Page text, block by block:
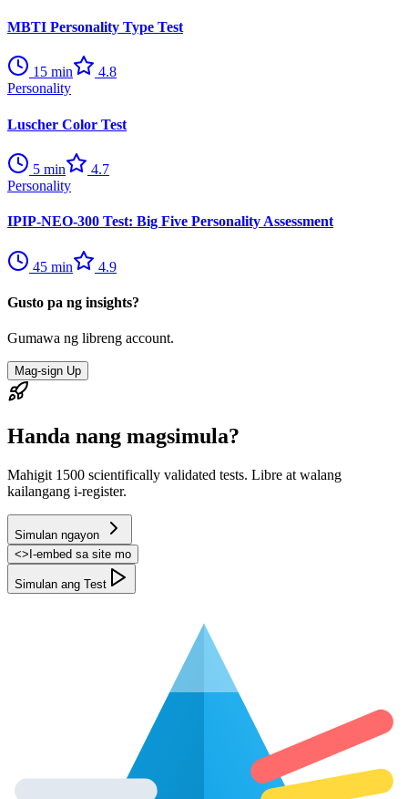
MBTI Personality Type Test
15 min
4.8
Personality
Luscher Color Test
5 min
4.7
Personality
IPIP-NEO-300 Test: Big Five Personality Assessment
45 min 4.9
Gusto pa ng insights?
Gumawa ng libreng account.
Mag-sign Up
Handa nang magsimula?
Mahigit 1500 scientifically validated tests. Libre at walang
kailangang i-register.
Simulan ngayon
<> I-embed sa site mo
Simulan ang Test